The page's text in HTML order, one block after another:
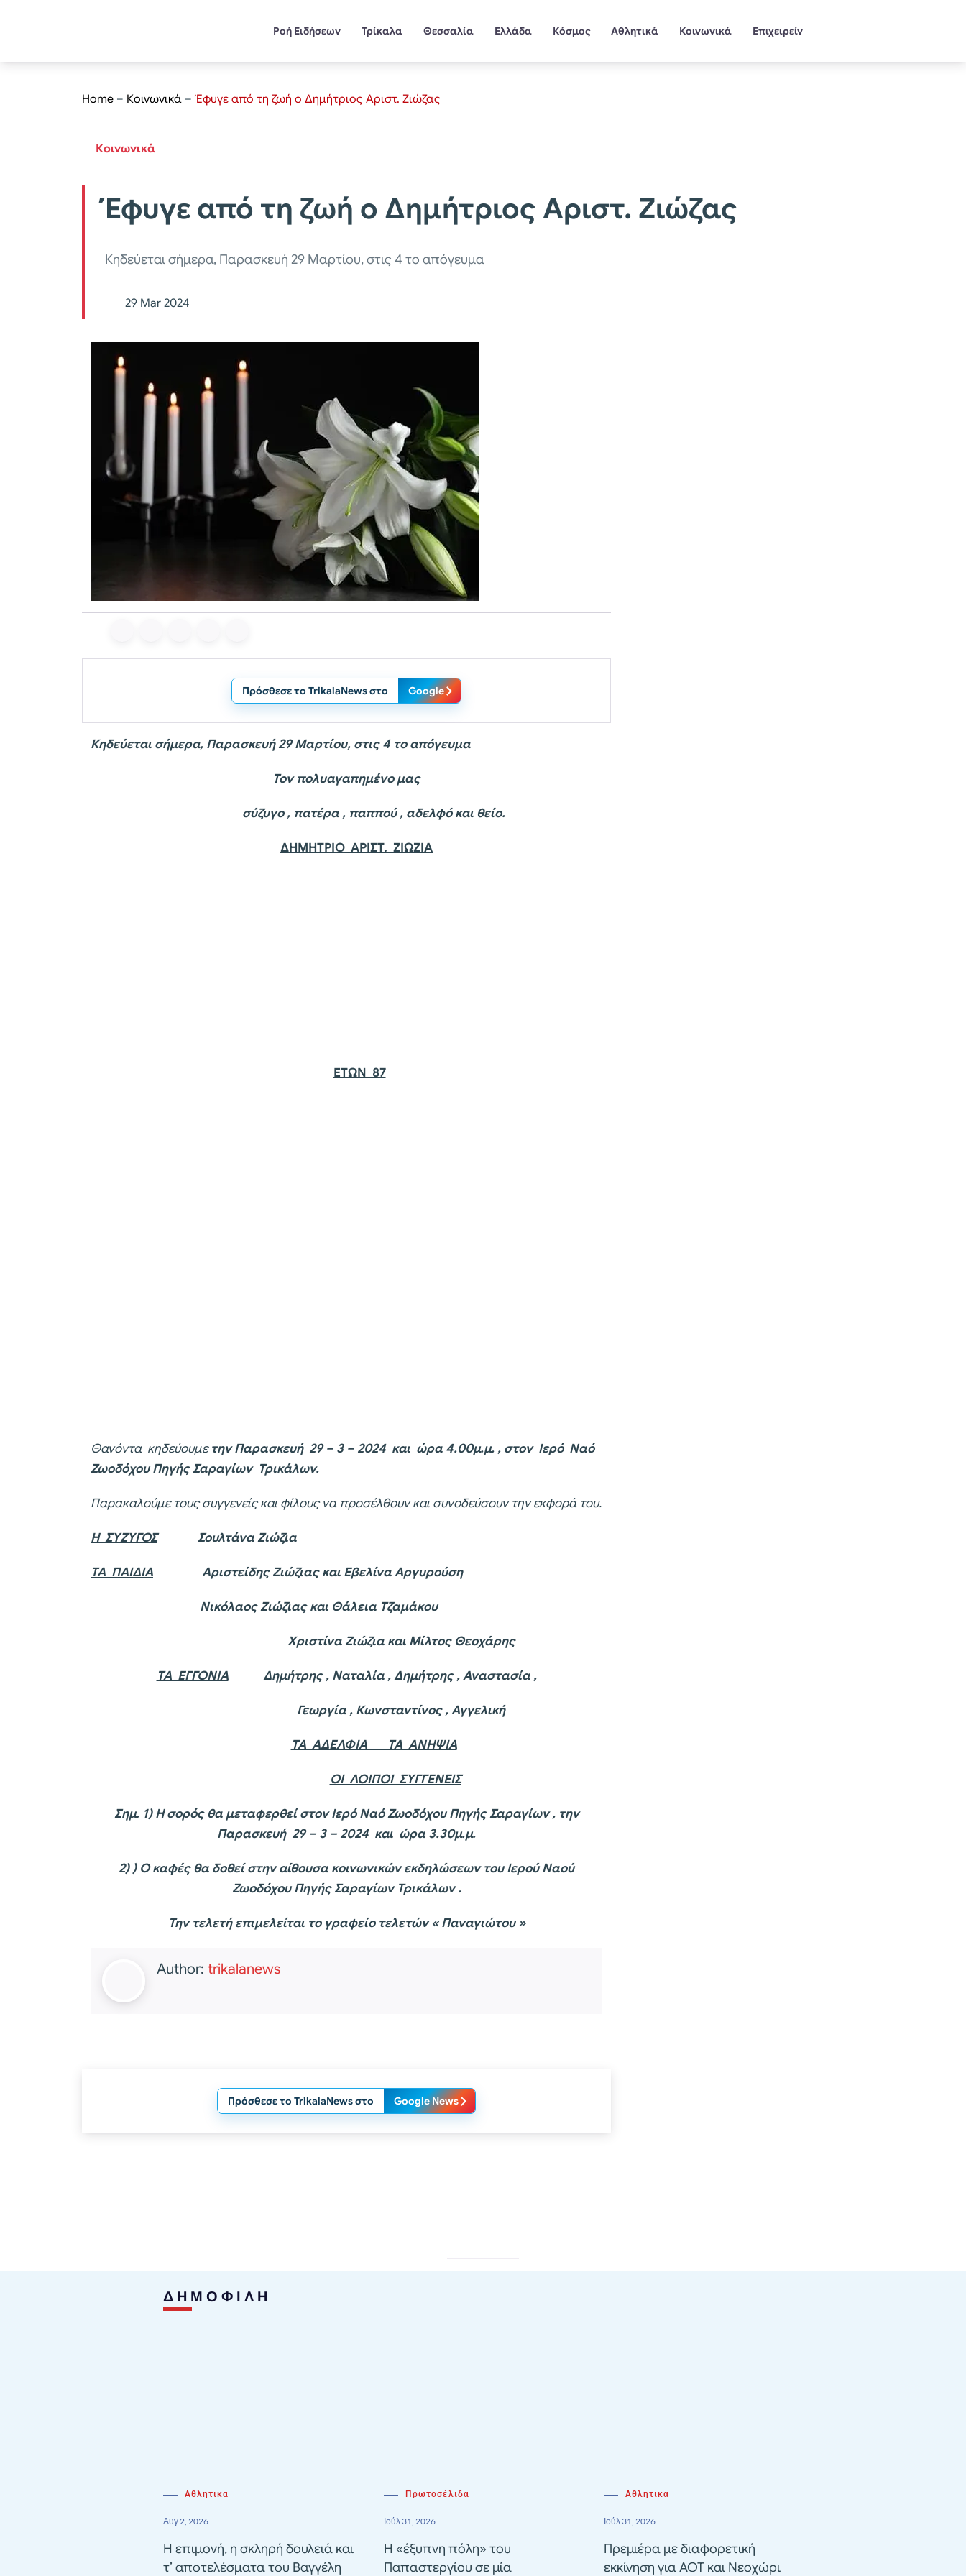
Ροή Ειδήσεων Τρίκαλα Θεσσαλία Ελλάδα Κόσμος Αθλητικά Κοινωνικά Επιχειρείν
Home – Κοινωνικά – Έφυγε από τη ζωή ο Δημήτριος Αριστ. Ζιώζας
Κοινωνικά
Έφυγε από τη ζωή ο Δημήτριος Αριστ. Ζιώζας
Κηδεύεται σήμερα, Παρασκευή 29 Μαρτίου, στις 4 το απόγευμα
29 Mar 2024
Πρόσθεσε το TrikalaNews στο Google
Κηδεύεται σήμερα, Παρασκευή 29 Μαρτίου, στις 4 το απόγευμα
Τον πολυαγαπημένο μας
σύζυγο , πατέρα , παππού , αδελφό και θείο.
ΔΗΜΗΤΡΙΟ ΑΡΙΣΤ. ΖΙΩΖΙΑ
ΕΤΩΝ 87
Θανόντα κηδεύουμετην Παρασκευή 29 – 3 – 2024 και ώρα 4.00μ.μ. , στον Ιερό Ναό
Ζωοδόχου Πηγής Σαραγίων Τρικάλων.
Παρακαλούμε τους συγγενείς και φίλους να προσέλθουν και συνοδεύσουν την εκφορά του.
Η ΣΥΖΥΓΟΣΣουλτάνα Ζιώζια
ΤΑ ΠΑΙΔΙΑ Αριστείδης Ζιώζιας και Εβελίνα Αργυρούση
Νικόλαος Ζιώζιας και Θάλεια Τζαμάκου
Χριστίνα Ζιώζια και Μίλτος Θεοχάρης
ΤΑ ΕΓΓΟΝΙΑΔημήτρης , Ναταλία , Δημήτρης , Αναστασία ,
Γεωργία , Κωνσταντίνος , Αγγελική
ΤΑ ΑΔΕΛΦΙΑ ΤΑ ΑΝΗΨΙΑ
ΟΙ ΛΟΙΠΟΙ ΣΥΓΓΕΝΕΙΣ
Σημ. 1) Η σορός θα μεταφερθεί στον Ιερό Ναό Ζωοδόχου Πηγής Σαραγίων , την
Παρασκευή 29 – 3 – 2024 και ώρα 3.30μ.μ.
2) ) Ο καφές θα δοθεί στην αίθουσα κοινωνικών εκδηλώσεων του Ιερού Ναού
Ζωοδόχου Πηγής Σαραγίων Τρικάλων .
Την τελετή επιμελείται το γραφείο τελετών « Παναγιώτου »
Author: trikalanews
Πρόσθεσε το TrikalaNews στο Google News
ΔΗΜΟΦΙΛΗ
Αθλητικα
Αυγ 2, 2026
Η επιμονή, η σκληρή δουλειά και
τ’ αποτελέσματα του Βαγγέλη
Πρωτοσέλιδα
Ιούλ 31, 2026
Η «έξυπνη πόλη» του
Παπαστεργίου σε μία
Αθλητικα
Ιούλ 31, 2026
Πρεμιέρα με διαφορετική
εκκίνηση για ΑΟΤ και Νεοχώρι